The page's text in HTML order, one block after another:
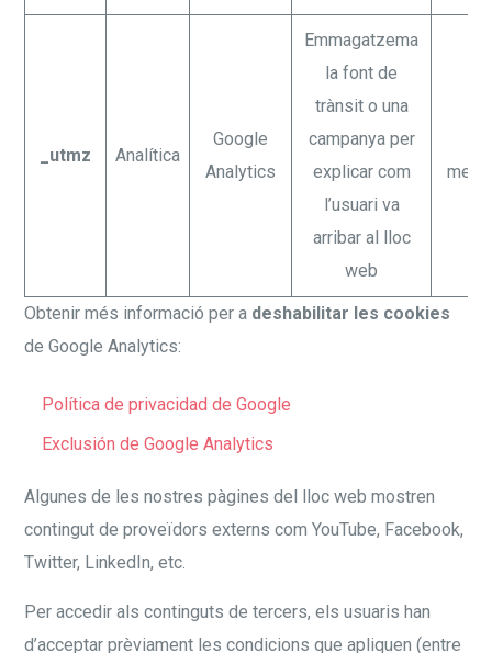
_utmz Analítica
Google
Analytics
Emmagatzema
la font de
trànsit o una
campanya per
explicar com
l’usuari va
arribar al lloc
web
Obtenir més informació per a deshabilitar les cookies
de Google Analytics:
Política de privacidad de Google
Exclusión de Google Analytics
Algunes de les nostres pàgines del lloc web mostren
contingut de proveïdors externs com YouTube, Facebook,
Twitter, LinkedIn, etc.
Per accedir als continguts de tercers, els usuaris han
d’acceptar prèviament les condicions que apliquen (entre